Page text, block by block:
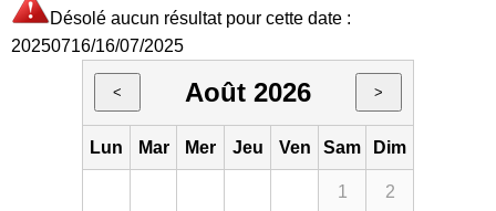
Désolé aucun résultat pour cette date :
20250716/16/07/2025
< Août 2026 >
Lun Mar Mer Jeu Ven Sam Dim
1 2